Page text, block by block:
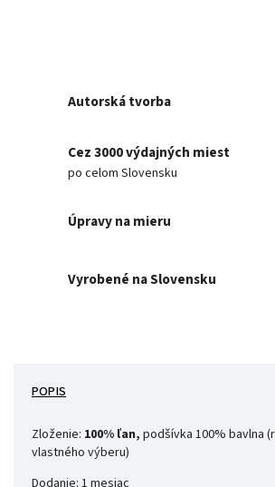
Autorská tvorba
Cez 3000 výdajných miest
po celom Slovensku
Úpravy na mieru
Vyrobené na Slovensku
POPIS
Zloženie: 100% ľan, podšívka 100% bavlna
vlastného výberu)
Dodanie: 1 mesiac